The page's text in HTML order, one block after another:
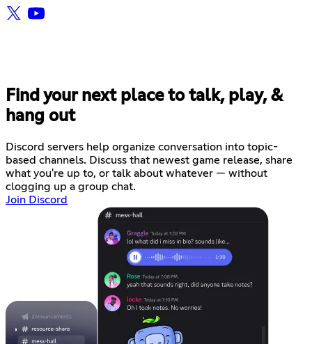
Find your next place to talk, play, &
hang out
Discord servers help organize conversation into topic-
based channels. Discuss that newest game release, share
what you're up to, or talk about whatever — without
clogging up a group chat.
Join Discord